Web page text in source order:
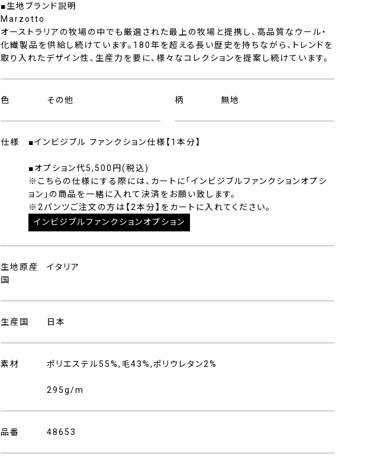
■生地ブランド説明
Marzotto
オーストラリアの牧場の中でも厳選された最上の牧場と提携し、高品質なウール・
化繊製品を供給し続けています。180年を超える長い歴史を持ちながら、トレンドを
取り入れたデザイン性、生産力を要に、様々なコレクションを提案し続けています。
色 その他 柄 無地
仕様 ■インビジブル ファンクション仕様【1本分】
■オプション代5,500円(税込)
※こちらの仕様にする際には、カートに「インビジブルファンクションオプシ
ョン」の商品を一緒に入れて決済をお願い致します。
※2パンツご注文の方は【2本分】をカートに入れてください。
インビジブルファンクションオプション
生地原産
国
イタリア
生産国 日本
素材 ポリエステル55%,毛43%,ポリウレタン2%
295g/m
品番 48653